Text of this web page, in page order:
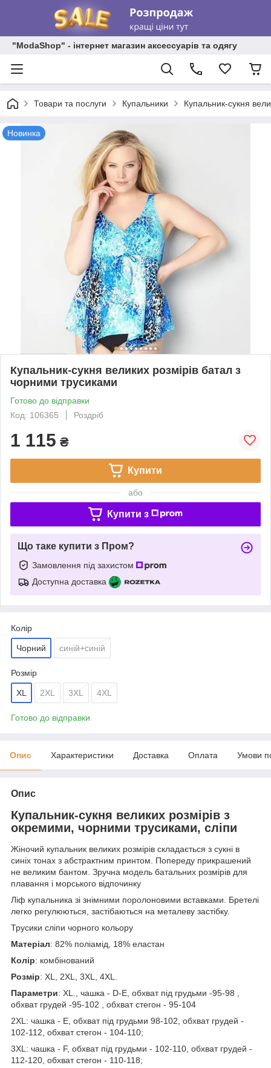
"ModaShop" - інтернет магазин аксессуарів та одягу
Товари та послуги Купальники Купальник-сукня
Новинка
Купальник-сукня великих розмірів батал з
чорними трусиками
Готово до відправки
Код: 106365
Роздріб
1 115 ₴
Купити
або
Купити з
Що таке купити з Пром?
Замовлення під захистом
Доступна доставка
Колір
Чорний синій+синій
Розмір
XL 2XL 3XL 4XL
Готово до відправки
Опис Характеристики Доставка Оплата Умови
Опис
Купальник-сукня великих розмірів з
окремими, чорними трусиками, сліпи
Жіночий купальник великих розмірів складається з сукні в
синіх тонах з абстрактним принтом. Попереду прикрашений
не великим бантом. Зручна модель батальних розмірів для
плавання і морського відпочинку
Ліф купальника зі знімними поролоновими вставками. Бретелі
легко регулюються, застібаються на металеву застібку.
Трусики сліпи чорного кольору
Матеріал: 82% поліамід, 18% еластан
Колір: комбінований
Розмір: XL, 2XL, 3XL, 4XL.
Параметри: XL., чашка - D-E, обхват під грудьми -95-98 ,
обхват грудей -95-102 , обхват стегон - 95-104
2ХL: чашка - E, обхват під грудьми 98-102, обхват грудей -
102-112, обхват стегон - 104-110;
3ХL: чашка - F, обхват під грудьми - 102-110, обхват грудей -
112-120, обхват стегон - 110-118;